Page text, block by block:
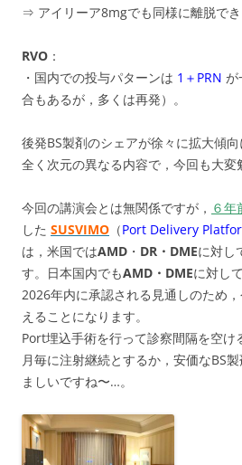
⇒ アイリーア8mgでも同様に離脱で
RVO ：
・国内での投与パターンは 1＋PRN が
合もあるが，多くは再発）。
後発BS製剤のシェアが徐々に拡大傾
全く次元の異なる内容で，今回も大変
今回の講演会とは無関係ですが， ６年
した SUSVIMO （Port Delivery
は，米国ではAMD ・ DR・DMEに対し
す。日本国内でもAMD ・DMEに対し
2026年内に承認される見通しのため
えることになります。
Port埋込手術を行って診察間隔を空け
月毎に注射継続とするか，安価なBS
ましいですね〜…。